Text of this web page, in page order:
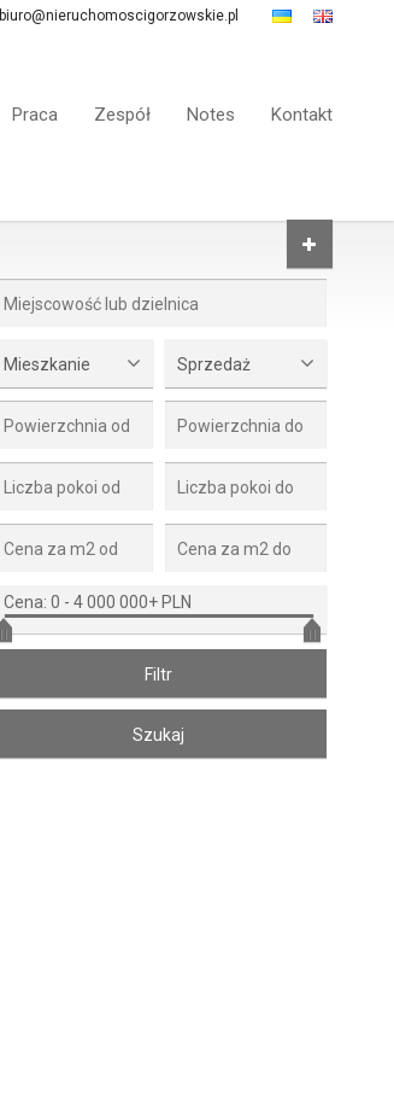
biuro@nieruchomoscigorzowskie.pl
Praca Zespół Notes Kontakt
Mieszkanie Sprzedaż
Cena: 0 - 4 000 000+ PLN